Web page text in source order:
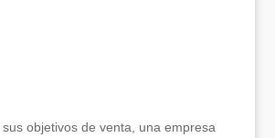
objetivos de venta, una empresa